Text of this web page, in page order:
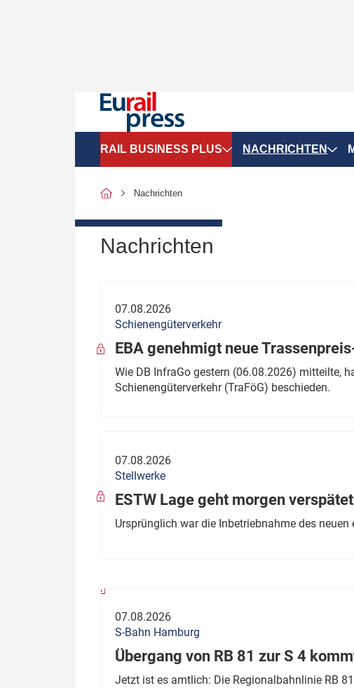
RAIL BUSINESS PLUS
SPNV-Marktdaten
Politik
Verbände: Wer spricht für
wen?
Thema des Monats
Dossier: Generalsanierung
Dossier: ETCS
NACHRICHTEN
Infrastruktur &
ÖPNV
Nachrichten
Nachrichten
07.08.2026
Schienengüterverkehr
EBA genehmigt neue
Wie DB InfraGo gestern (06.08.2026) mitteilte,
Schienengüterverkehr (TraFöG) beschieden.
07.08.2026
Stellwerke
ESTW Lage geht morgen
Ursprünglich war die Inbetriebnahme des
07.08.2026
S-Bahn Hamburg
Übergang von RB 81 zur S 4
Jetzt ist es amtlich: Die Regionalbahnlinie RB